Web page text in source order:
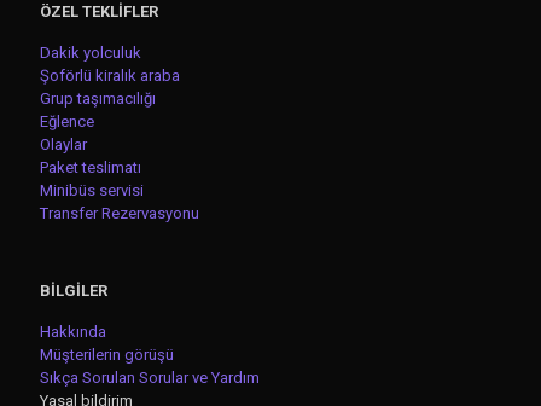
ÖZEL TEKLİFLER
Dakik yolculuk
Şoförlü kiralık araba
Grup taşımacılığı
Eğlence
Olaylar
Paket teslimatı
Minibüs servisi
Transfer Rezervasyonu
BİLGİLER
Hakkında
Müşterilerin görüşü
Sıkça Sorulan Sorular ve Yardım
Yasal bildirim